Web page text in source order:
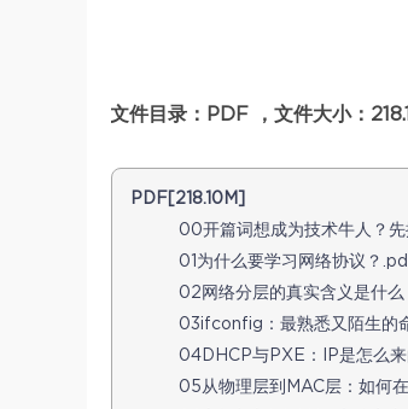
文件目录：PDF ，文件大小：
PDF[218.10M]
00开篇词想成为技术牛人？
01为什么要学习网络协议？
02网络分层的真实含义是什么
03ifconfig：最熟悉又陌生的
04DHCP与PXE：IP是怎么
05从物理层到MAC层：如何